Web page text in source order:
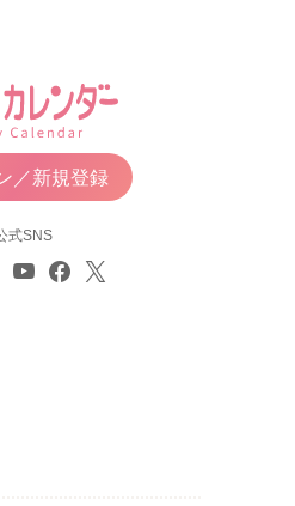
／新規登録
式SNS